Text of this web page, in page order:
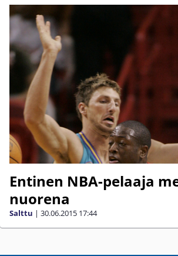
Entinen NBA-pelaaja
nuorena
Salttu | 30.06.2015 17:44